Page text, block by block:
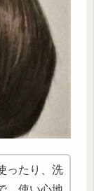
ったり、洗